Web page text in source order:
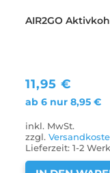
AIR2GO
11,95€
ab 6 nur8,95€
inkl. MwSt.
zzgl.
Lieferzeit:1-2